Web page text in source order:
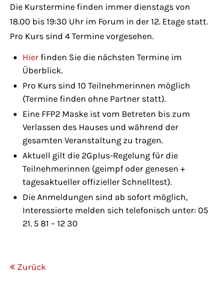
Have any questions?
+44 1234 567 890
info@yourdomain.com
About us
Lorem ipsum dolor sit amet, consectetuer
adipiscing elit.
Aenean commodo ligula eget dolor. Aenean
massa. Cum sociis natoque penatibus et
magnis dis parturient montes, nascetur
ridiculus mus. Donec quam felis, ultricies
nec.
Die Kurstermine finden immer dienstags von
18.00 bis 19:30 Uhr im Forum in der 12. Etage statt.
Pro Kurs sind 4 Termine vorgesehen.
Hier finden Sie die nächsten Termine im
Überblick.
Pro Kurs sind 10 Teilnehmerinnen möglich
(Termine finden ohne Partner statt).
Eine FFP2 Maske ist vom Betreten bis zum
Verlassen des Hauses und während der
gesamten Veranstaltung zu tragen.
Aktuell gilt die 2Gplus-Regelung für die
Teilnehmerinnen (geimpf oder genesen +
tagesaktueller offizieller Schnelltest).
Die Anmeldungen sind ab sofort möglich,
Interessierte melden sich telefonisch unter: 05
21. 5 81 – 12 30
Zurück